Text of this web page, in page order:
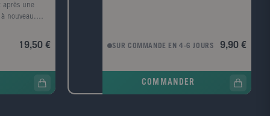
une
nouveau.
Quel
aux
19,50 € SUR COMMANDE EN 4-6 JOURS 9,90 €
COMMANDER